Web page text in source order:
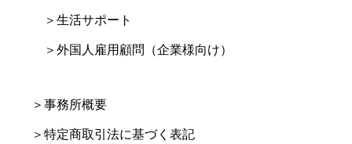
＞生活サポート
＞外国人雇用顧問（企業様向け）
＞事務所概要
＞特定商取引法に基づく表記